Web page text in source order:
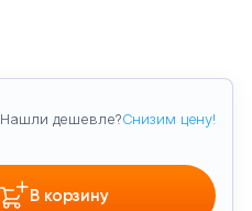
Нашли дешевле?Снизим цену!
В корзину